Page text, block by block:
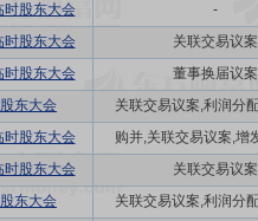
股东大会
-
股东大会
关联交易议案
股东大会
董事换届议案
东大会
关联交易议案,利润分
股东大会
购并,关联交易议案,增
股东大会
关联交易议案
东大会
关联交易议案,利润分